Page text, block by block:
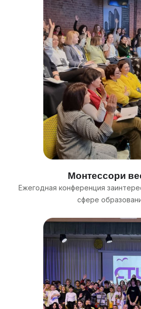
Монтессори
Ежегодная конференция
сфере